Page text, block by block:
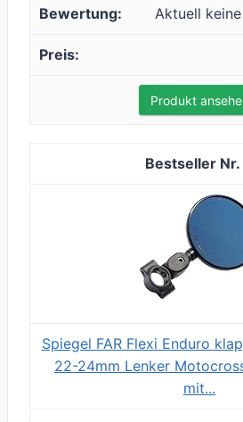
Aktuell
Produkt
Spiegel FAR Flexi Enduro
22-24mm Lenker
mit...